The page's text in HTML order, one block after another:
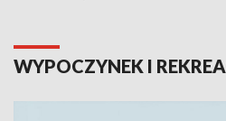
WYPOCZYNEK I